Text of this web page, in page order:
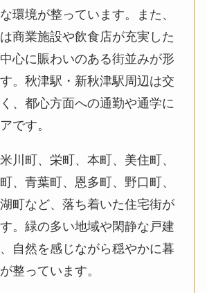
環境が整っています。また、
商業施設や飲食店が充実した
心に賑わいのある街並みが形
。秋津駅・新秋津駅周辺は交
、都心方面への通勤や通学に
です。
川町、栄町、本町、美住町、
、青葉町、恩多町、野口町、
町など、落ち着いた住宅街が
。緑の多い地域や閑静な戸建
自然を感じながら穏やかに暮
整っています。